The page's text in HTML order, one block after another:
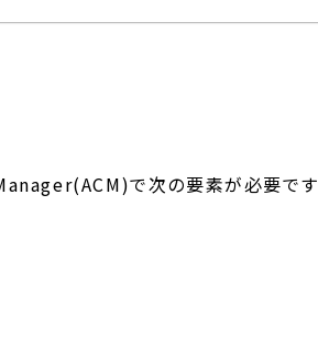
で次の要素が必要です